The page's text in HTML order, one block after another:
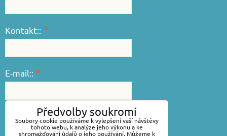
Kontakt:: *
E-mail:: *
Váš dotaz::*
Předvolby soukromí
Soubory cookie používáme k vylepšení vaší návštěvy
tohoto webu, k analýze jeho výkonu a ke
shromažďování údajů o jeho používání. Můžeme k